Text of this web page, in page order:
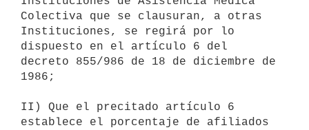
Colectiva que se clausuran, a otras
Instituciones, se regirá por lo
dispuesto en el artículo 6 del
decreto 855/986 de 18 de diciembre de
1986;
II) Que el precitado artículo 6
establece el porcentaje de afiliados